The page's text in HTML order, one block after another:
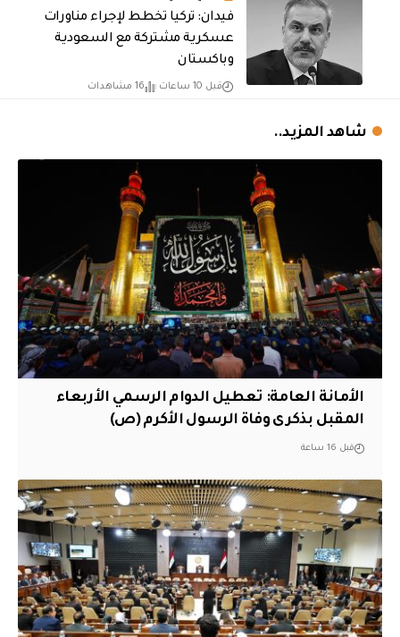
فيدان: تركيا تخطط لإجراء مناورات
عسكرية مشتركة مع السعودية
وباكستان
قبل 10 ساعات 16 مشاهدات
شاهد المزيد..
الأمانة العامة: تعطيل الدوام الرسمي الأربعاء
المقبل بذكرى وفاة الرسول الأكرم (ص)
قبل 16 ساعة